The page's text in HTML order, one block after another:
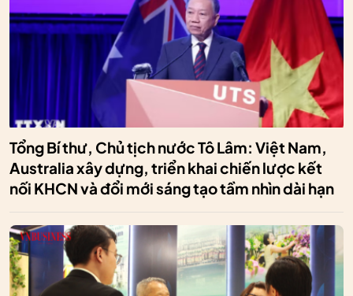
Tổng Bí thư, Chủ tịch nước Tô Lâm: Việt Nam,
Australia xây dựng, triển khai chiến lược kết
nối KHCN và đổi mới sáng tạo tầm nhìn dài hạn